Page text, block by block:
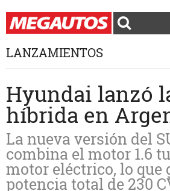
LANZAMIENTOS
Hyundai lanzó
híbrida en
La nueva versión del
combina el motor 1.6
motor eléctrico, lo que
potencia total de 230